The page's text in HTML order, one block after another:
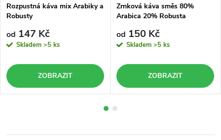
Rozpustná káva mix Arabiky a
Robusty
od 147 Kč
Skladem >5 ks
ZOBRAZIT
Zrnková káva směs 80%
Arabica 20% Robusta
od 150 Kč
Skladem >5 ks
ZOBRAZIT